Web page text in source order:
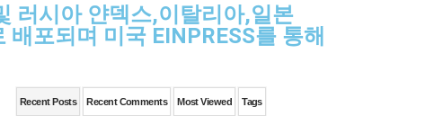
러시아 얀덱스,이탈리아,일본
포되며 미국 EINPRESS를 통해
Recent Posts Recent Comments Most Viewed Tags